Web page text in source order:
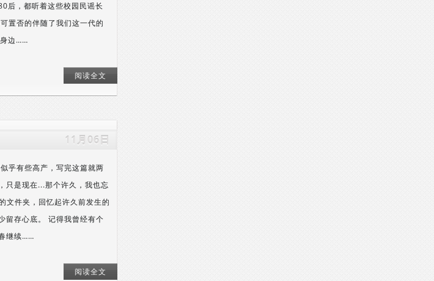
后，都听着这些校园民谣长
置否的伴随了我们这一代的
身边……
阅读全文
11月06日
乎有些高产，写完这篇就两
只是现在...那个许久，我也忘
文件夹，回忆起许久前发生的
留存心底。 记得我曾经有个
继续……
阅读全文